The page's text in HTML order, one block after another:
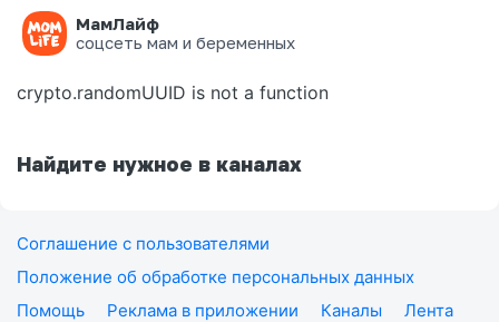
МамЛайф
соцсеть мам и беременных
Ошибка на странице
crypto.randomUUID is not a function
Найдите нужное в каналах
Соглашение с пользователями
Положение об обработке персональных данных
Помощь
Реклама в приложении Каналы
Лента